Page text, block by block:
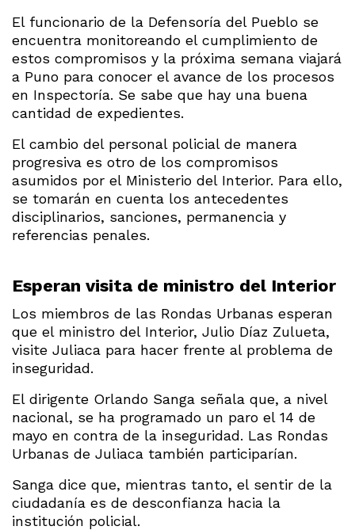
El funcionario de la Defensoría del Pueblo se
encuentra monitoreando el cumplimiento de
estos compromisos y la próxima semana viajará
a Puno para conocer el avance de los procesos
en Inspectoría. Se sabe que hay una buena
cantidad de expedientes.
El cambio del personal policial de manera
progresiva es otro de los compromisos
asumidos por el Ministerio del Interior. Para ello,
se tomarán en cuenta los antecedentes
disciplinarios, sanciones, permanencia y
referencias penales.
Esperan visita de ministro del Interior
Los miembros de las Rondas Urbanas esperan
que el ministro del Interior, Julio Díaz Zulueta,
visite Juliaca para hacer frente al problema de
inseguridad.
El dirigente Orlando Sanga señala que, a nivel
nacional, se ha programado un paro el 14 de
mayo en contra de la inseguridad. Las Rondas
Urbanas de Juliaca también participarían.
Sanga dice que, mientras tanto, el sentir de la
ciudadanía es de desconfianza hacia la
institución policial.